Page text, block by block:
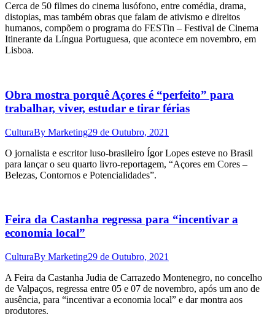
Cerca de 50 filmes do cinema lusófono, entre comédia, drama,
distopias, mas também obras que falam de ativismo e direitos
humanos, compõem o programa do FESTin – Festival de Cinema
Itinerante da Língua Portuguesa, que acontece em novembro, em
Lisboa.
Obra mostra porquê Açores é “perfeito” para
trabalhar, viver, estudar e tirar férias
CulturaBy Marketing29 de Outubro, 2021
O jornalista e escritor luso-brasileiro Ígor Lopes esteve no Brasil
para lançar o seu quarto livro-reportagem, “Açores em Cores –
Belezas, Contornos e Potencialidades”.
Feira da Castanha regressa para “incentivar a
economia local”
CulturaBy Marketing29 de Outubro, 2021
A Feira da Castanha Judia de Carrazedo Montenegro, no concelho
de Valpaços, regressa entre 05 e 07 de novembro, após um ano de
ausência, para “incentivar a economia local” e dar montra aos
produtores.